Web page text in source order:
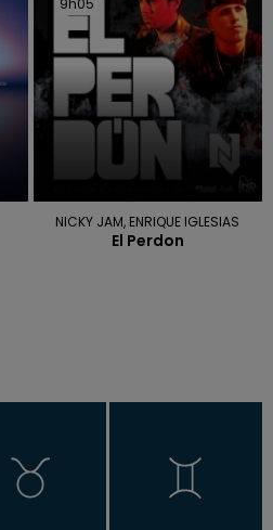
9h05
9h05
NICKY JAM, ENRIQUE IGLESIAS
El Perdon